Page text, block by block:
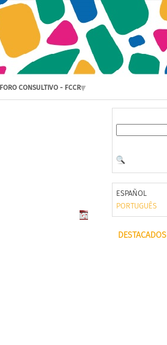
FORO CONSULTIVO - FCCR
ESPAÑOL
PORTUGUÊS
DESTACADOS